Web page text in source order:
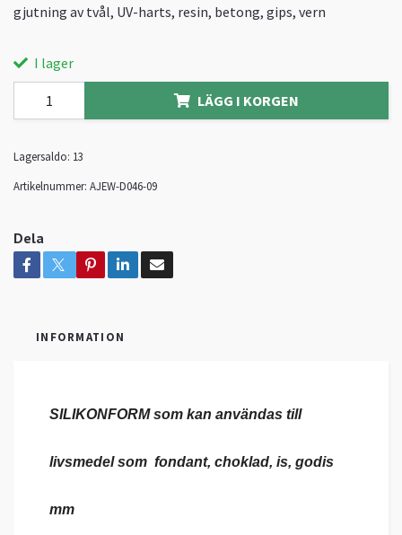
gjutning av tvål, UV-harts, resin, betong, gips, vern
I lager
LÄGG I KORGEN
Lagersaldo: 13
Artikelnummer: AJEW-D046-09
Dela
INFORMATION
SILIKONFORM som kan användas till
livsmedel som fondant, choklad, is, godis
mm